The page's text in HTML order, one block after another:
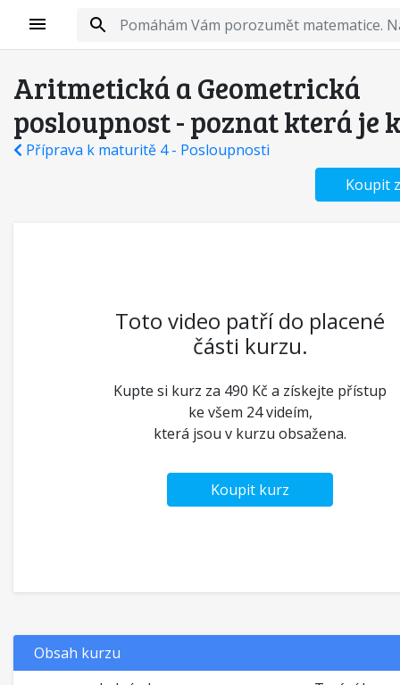
Aritmetická a Geometrická
posloupnost - poznat která je
Příprava k maturitě 4 - Posloupnosti
Koupit
Toto video patří do placené
části kurzu.
Kupte si kurz za 490 Kč a získejte přístup
ke všem 24 videím,
která jsou v kurzu obsažena.
Koupit kurz
Obsah kurzu